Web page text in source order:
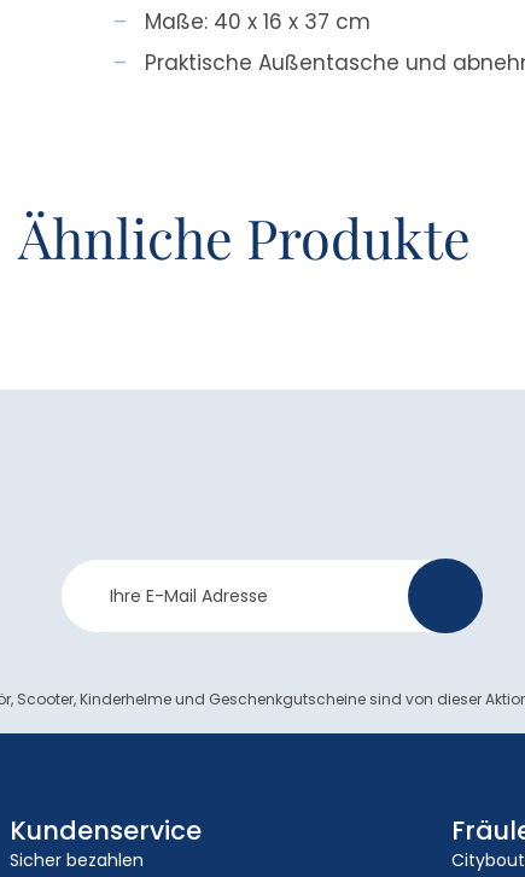
Maße: 40 x 16 x 37 cm
Praktische Außentasche und
Ähnliche Produkte
Newsletter
Anmeldung
Scooter, Kinderhelme und Geschenkgutscheine sind von dieser
Kundenservice
Sicher bezahlen